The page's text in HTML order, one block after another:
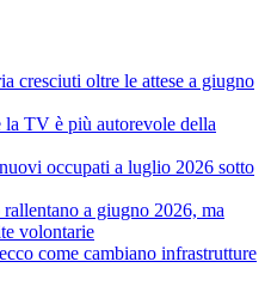
cresciuti oltre le attese a giugno
TV è più autorevole della
occupati a luglio 2026 sotto
a giugno 2026, ma
volontarie
come cambiano infrastrutture